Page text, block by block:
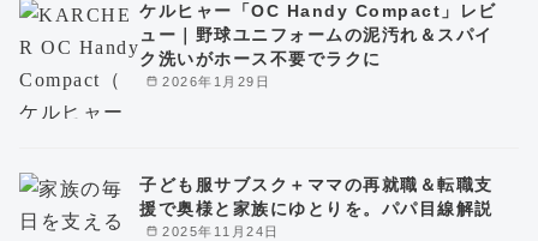
2026年1月29日
ケルヒャー「OC Handy Compact」レビ
ュー｜野球ユニフォームの泥汚れ＆スパイ
ク洗いがホース不要でラクに
2025年11月24日
子ども服サブスク＋ママの再就職＆転職支
援で奥様と家族にゆとりを。パパ目線解説